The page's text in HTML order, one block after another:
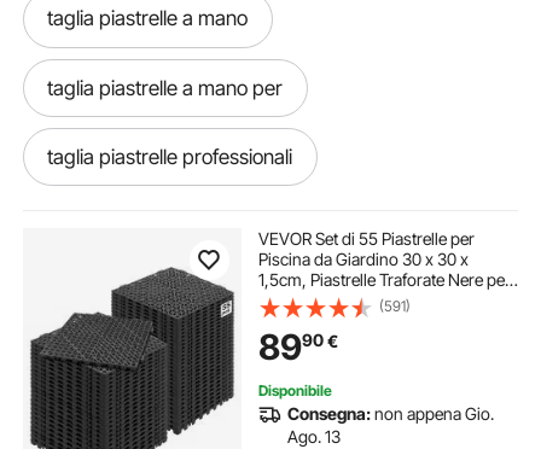
taglia piastrelle a mano
taglia piastrelle a mano per
taglia piastrelle professionali
taglia piastrelle da 600 mm
laser per taglia piastrelle
plotter da taglio per vinili taglio vinile
VEVOR Set di 55 Piastrelle per
Piscina da Giardino 30 x 30 x
1,5cm, Piastrelle Traforate Nere per
Pavimentazione Antiscivolo in PVC
a Drenaggio Rapido per Interni &
Esterni per Bagno Piscina Giardino
(591)
8990€
Disponibile
Consegna:non appena Gio.
Ago. 13